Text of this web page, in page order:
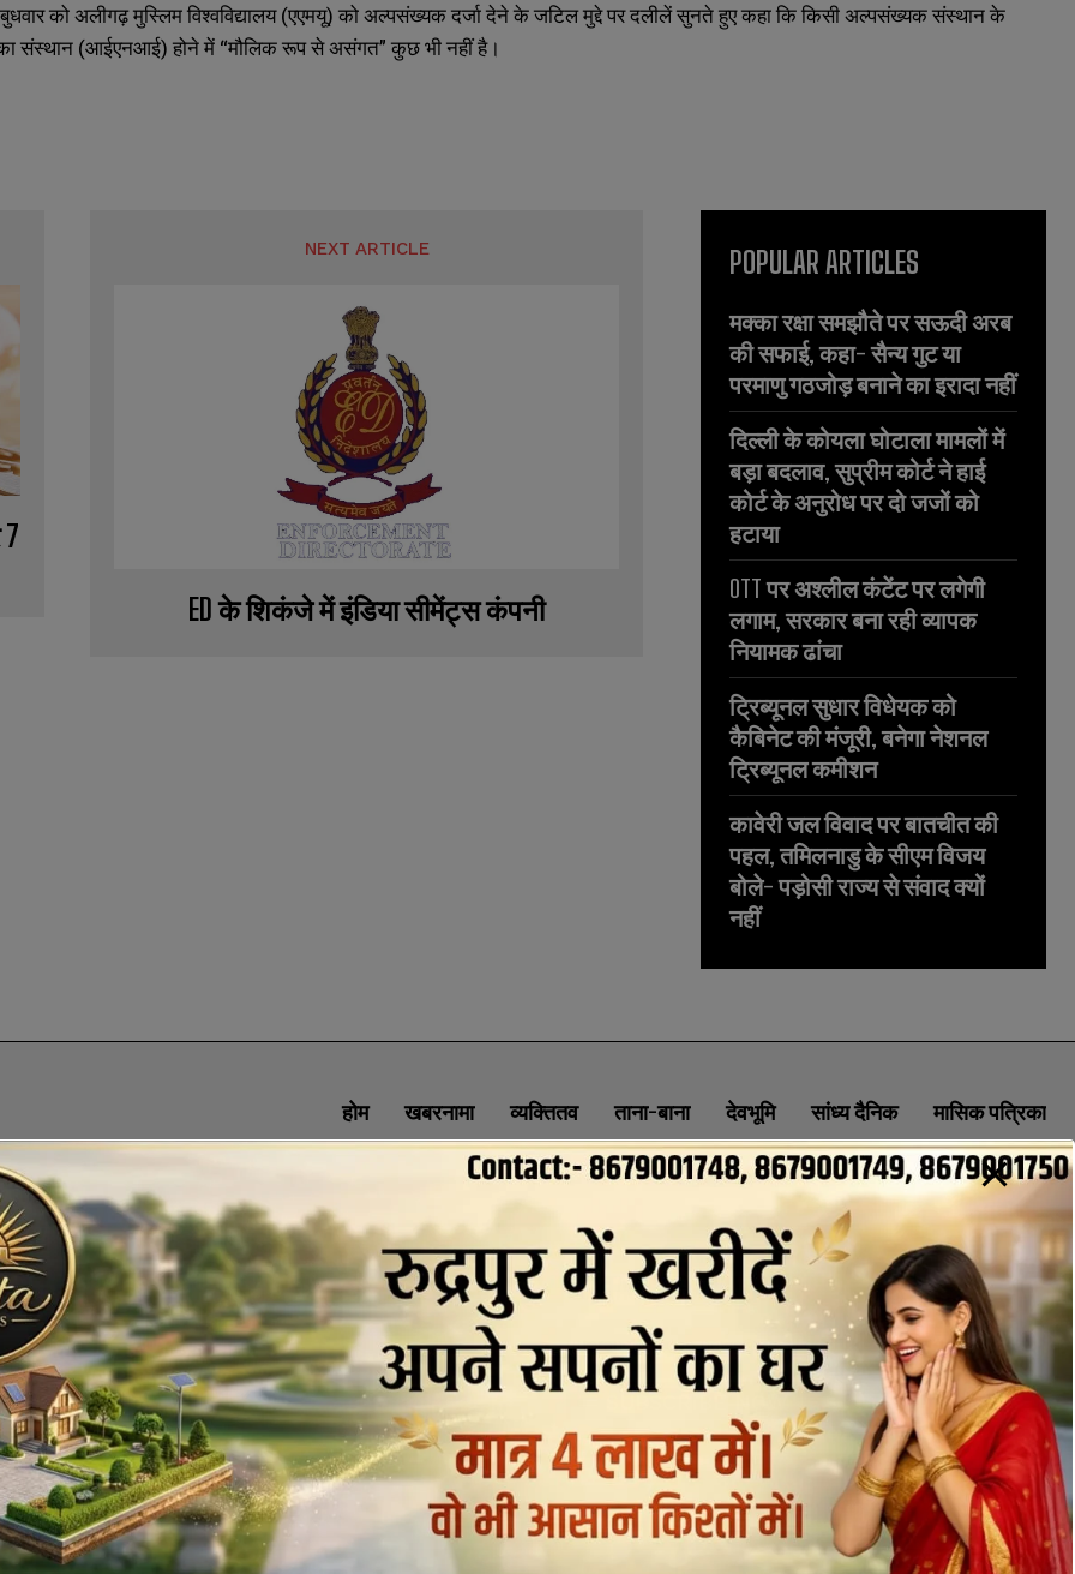
बुधवार को अलीगढ़ मुस्लिम विश्वविद्यालय (एएमयू) को अल्पसंख्यक दर्जा देने के जटिल मुद्दे पर दलीलें सुनते हुए कहा कि किसी अल्पसंख्यक संस्थान के
का संस्थान (आईएनआई) होने में “मौलिक रूप से असंगत” कुछ भी नहीं है।
NEXT ARTICLE
ED के शिकंजे में इंडिया सीमेंट्स कंपनी
POPULAR ARTICLES
मक्का रक्षा समझौते पर सऊदी अरब
की सफाई, कहा- सैन्य गुट या
परमाणु गठजोड़ बनाने का इरादा नहीं
दिल्ली के कोयला घोटाला मामलों में
बड़ा बदलाव, सुप्रीम कोर्ट ने हाई
कोर्ट के अनुरोध पर दो जजों को
हटाया
OTT पर अश्लील कंटेंट पर लगेगी
लगाम, सरकार बना रही व्यापक
नियामक ढांचा
ट्रिब्यूनल सुधार विधेयक को
कैबिनेट की मंजूरी, बनेगा नेशनल
ट्रिब्यूनल कमीशन
कावेरी जल विवाद पर बातचीत की
पहल, तमिलनाडु के सीएम विजय
बोले- पड़ोसी राज्य से संवाद क्यों
नहीं
होम खबरनामा व्यक्तितव ताना-बाना देवभूमि सांध्य दैनिक मासिक पत्रिका
ABOUT CONTACT PRIVACY POLICY NEWSLETTER
SOCIAL MEDIA CONTACT INFORMATION
uttaranchaldeep.news@gmail.com